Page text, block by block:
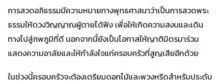
การสวดอภิธรรมมีความหมายทางพุทธศาสนาว่าเป็นการสวดพระ
ธรรมให้ดวงวิญญาณผู้ตายได้ฟัง เพื่อให้เกิดความสงบและเดิน
ทางไปสู่ภพภูมิที่ดี นอกจากนี้ยังเป็นโอกาสให้ญาติมิตรมาร่วม
แสดงความอาลัยและให้กำลังใจแก่ครอบครัวที่สูญเสียอีกด้วย
ในช่วงนี้ครอบครัวจะต้องเตรียมดอกไม้และพวงหรีดสำหรับประดับ